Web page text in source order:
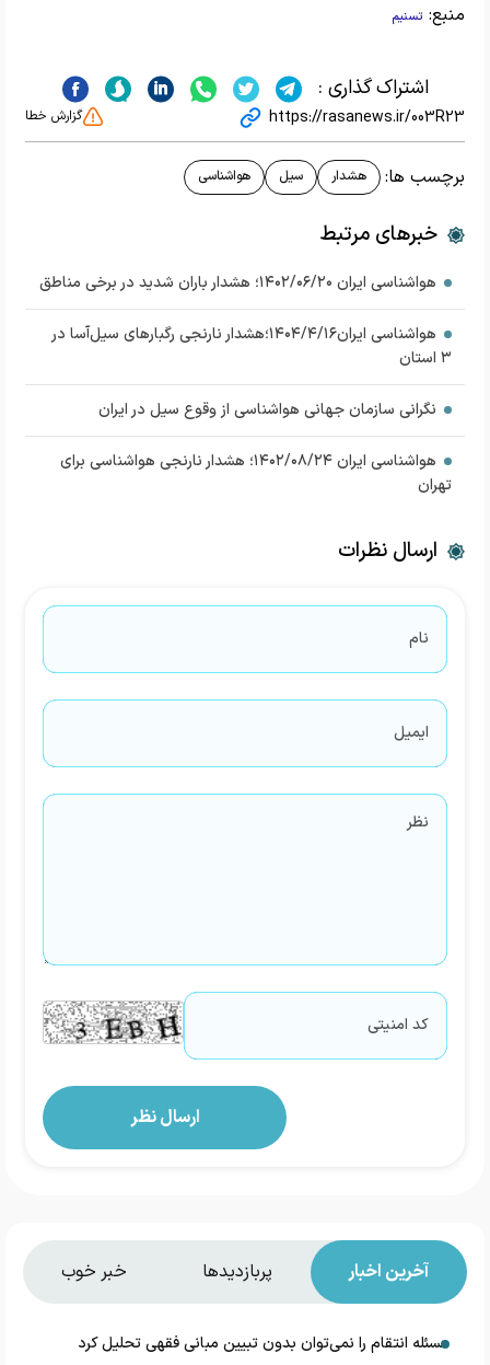
منبع: تسنیم
اشتراک گذاری :
https://rasanews.ir/003R23 گزارش خطا
برچسب ها: هشدار سیل هواشناسی
خبرهای مرتبط
هواشناسی ایران ۱۴۰۲/۰۶/۲۰؛ هشدار باران شدید در برخی مناطق
هواشناسی ایران۱۴۰۴/۴/۱۶؛هشدار نارنجی رگبارهای سیل‌آسا در
۳ استان
نگرانی سازمان جهانی هواشناسی از وقوع سیل در ایران
هواشناسی ایران ۱۴۰۲/۰۸/۲۴؛ هشدار نارنجی هواشناسی برای
تهران
ارسال نظرات
آخرین اخبار پربازدیدها خبر خوب
مسئله انتقام را نمی‌توان بدون تبیین مبانی فقهی تحلیل کرد